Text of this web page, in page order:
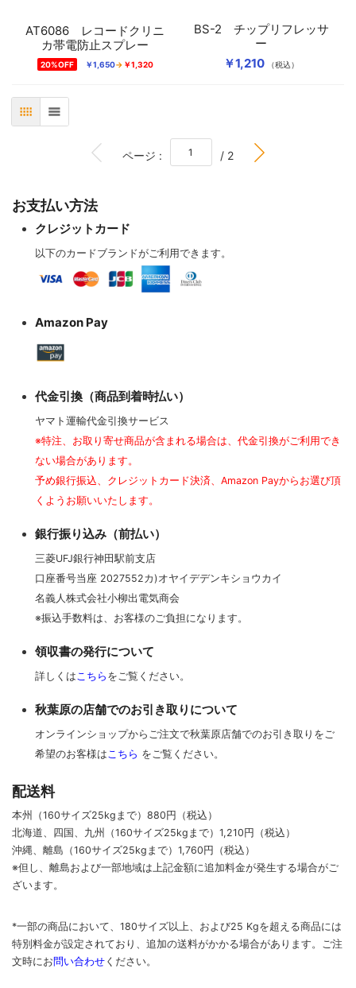
20%OFF ￥1,650 ￥1,320
AT6086 レコードクリニ
カ帯電防止スプレー
￥1,210
（税込）
BS-2 チップリフレッサ
ー
表 リスト
ページ :BOTTOM / 2
お支払い方法
クレジットカード
以下のカードブランドがご利用できます。
Amazon Pay
代金引換（商品到着時払い）
ヤマト運輸代金引換サービス
※特注、お取り寄せ商品が含まれる場合は、代金引換がご利用でき
ない場合があります。
予め銀行振込、クレジットカード決済、Amazon Payからお選び頂
くようお願いいたします。
銀行振り込み（前払い）
三菱UFJ銀行神田駅前支店
口座番号当座 2027552カ)オヤイデデンキショウカイ
名義人株式会社小柳出電気商会
※振込手数料は、お客様のご負担になります。
領収書の発行について
詳しくはこちら をご覧ください。
秋葉原の店舗でのお引き取りについて
オンラインショップからご注文で秋葉原店舗でのお引き取りをご
希望のお客様はこちら をご覧ください。
配送料
本州（160サイズ25kgまで）880円（税込）
北海道、四国、九州
（160サイズ25kgまで） 1,210円（税込）
沖縄、離島 （160サイズ25kgまで） 1,760円（税込）
※但し、離島および一部地域は上記金額に追加料金が発生する場合がご
ざいます。
*一部の商品において、180サイズ以上、および25 Kgを超える商品には
特別料金が設定されており、追加の送料がかかる場合があります。 ご注
文時にお問い合わせ ください。